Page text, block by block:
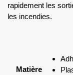
rapidement les
les incendies.
Matière